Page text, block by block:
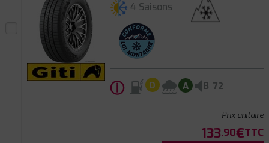
4 Saisons
ⓘ D A B 72
Prix unitaire
133.90€TTC